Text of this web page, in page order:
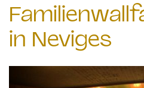
in Neviges